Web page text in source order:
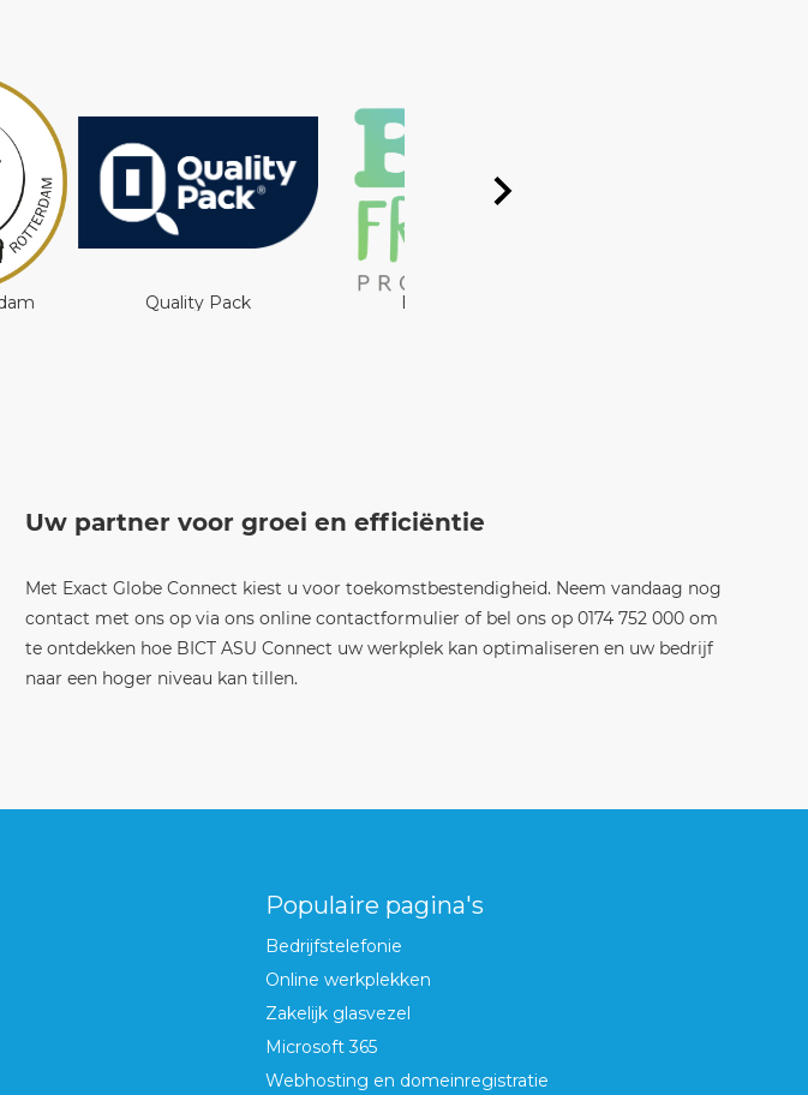
Be Fresh Feeling Fresh
Uw partner voor groei en efficiëntie
Met Exact Globe Connect kiest u voor toekomstbestendigheid. Neem vandaag nog
contact met ons op via ons online contactformulier of bel ons op 0174 752 000 om
te ontdekken hoe BICT ASU Connect uw werkplek kan optimaliseren en uw bedrijf
naar een hoger niveau kan tillen.
Populaire pagina's
Bedrijfstelefonie
Online werkplekken
Zakelijk glasvezel
Microsoft 365
Webhosting en domeinregistratie